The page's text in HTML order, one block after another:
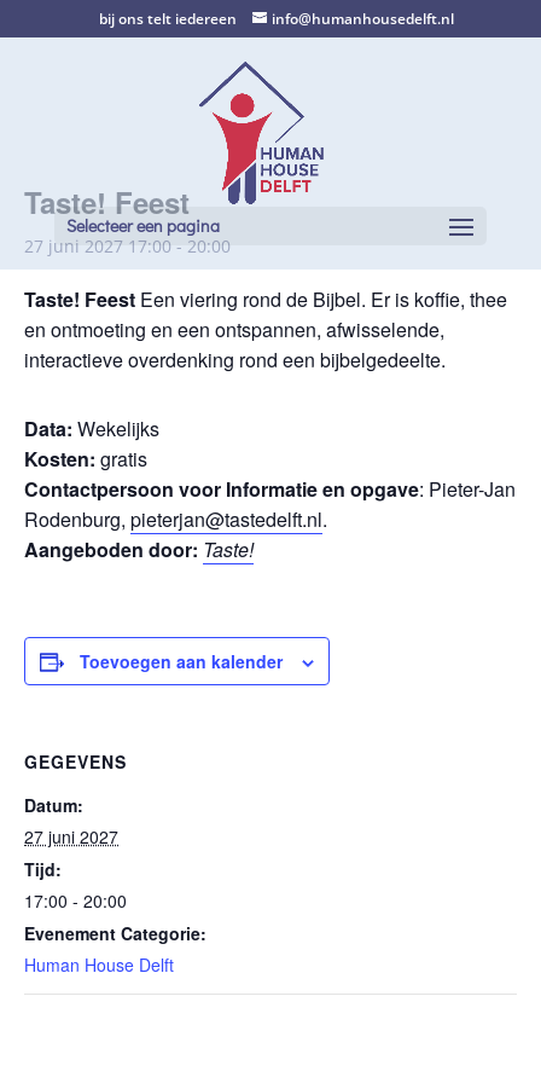
bij ons telt iedereen info@humanhousedelft.nl
Selecteer een pagina
Taste! Feest
27 juni 2027 17:00 - 20:00
Taste! Feest Een viering rond de Bijbel. Er is koffie, thee
en ontmoeting en een ontspannen, afwisselende,
interactieve overdenking rond een bijbelgedeelte.
Data: Wekelijks
Kosten: gratis
Contactpersoon voor Informatie en opgave: Pieter-Jan
Rodenburg, pieterjan@tastedelft.nl.
Aangeboden door: Taste!
Toevoegen aan kalender
GEGEVENS
Datum:
27 juni 2027
Tijd:
17:00 - 20:00
Evenement Categorie:
Human House Delft